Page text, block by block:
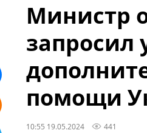
Министр
запросил
помощи
10:55 19.05.2024 441